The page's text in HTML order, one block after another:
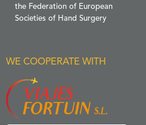
the Federation of European
Societies of Hand Surgery
WE COOPERATE WITH